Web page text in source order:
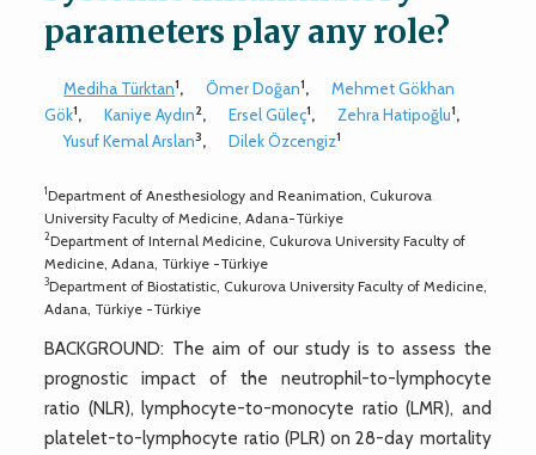
parameters play any role?
Mediha Türktan1, Ömer Doğan1,
Mehmet Gökhan
Gök1, Kaniye Aydın2, Ersel Güleç1, Zehra Hatipoğlu1,
Yusuf Kemal Arslan3, Dilek Özcengiz1
1Department of Anesthesiology and Reanimation, Cukurova
University Faculty of Medicine, Adana-Türkiye
2Department of Internal Medicine, Cukurova University Faculty of
Medicine, Adana, Türkiye -Türkiye
3Department of Biostatistic, Cukurova University Faculty of Medicine,
Adana, Türkiye -Türkiye
BACKGROUND: The aim of our study is to assess the
prognostic impact of the neutrophil-to-lymphocyte
ratio (NLR), lymphocyte-to-monocyte ratio (LMR), and
platelet-to-lymphocyte ratio (PLR) on 28-day mortality